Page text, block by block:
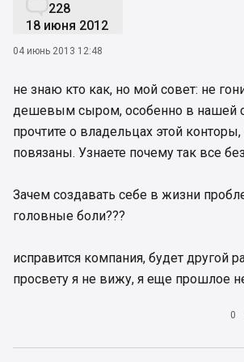
228
18 июня 2012
04 июнь 2013 12:48
не знаю кто как, но мой совет: не
дешевым сыром, особенно в нашей
прочтите о владельцах этой
повязаны. Узнаете почему так все
Зачем создавать себе в жизни
головные боли???
исправится компания, будет другой
просвету я не вижу, я еще прошлое
0